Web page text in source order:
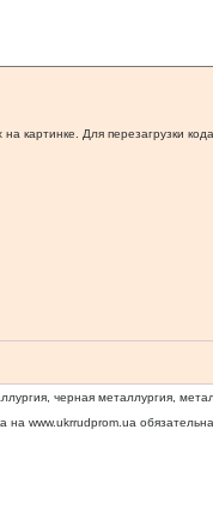
картинке. Для перезагрузки кода
черная металлургия,
на www.ukrrudprom.ua